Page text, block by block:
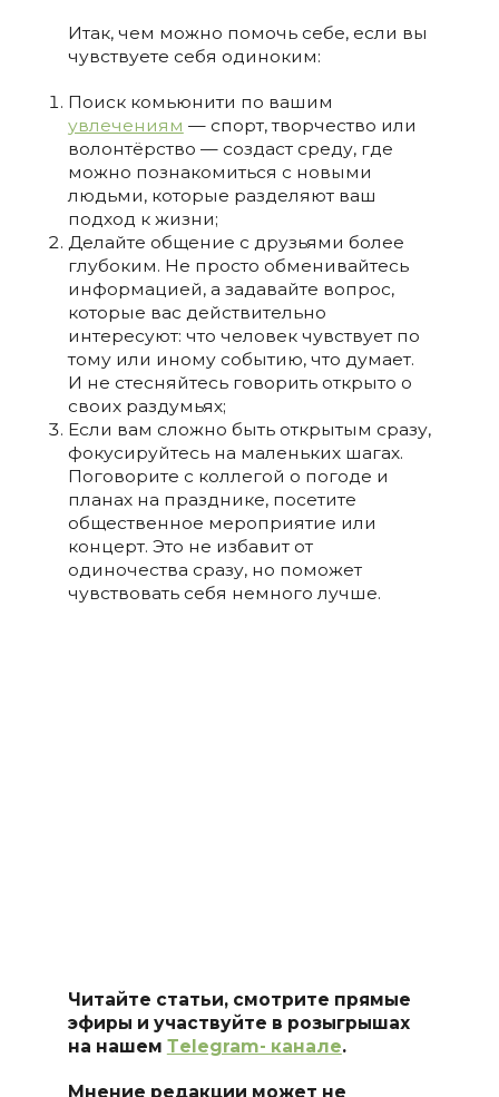
Итак, чем можно помочь себе, если вы
чувствуете себя одиноким:
Поиск комьюнити по вашим
увлечениям — спорт, творчество или
волонтёрство — создаст среду, где
можно познакомиться с новыми
людьми, которые разделяют ваш
подход к жизни;
Делайте общение с друзьями более
глубоким. Не просто обменивайтесь
информацией, а задавайте вопрос,
которые вас действительно
интересуют: что человек чувствует по
тому или иному событию, что думает.
И не стесняйтесь говорить открыто о
своих раздумьях;
Если вам сложно быть открытым сразу,
фокусируйтесь на маленьких шагах.
Поговорите с коллегой о погоде и
планах на празднике, посетите
общественное мероприятие или
концерт. Это не избавит от
одиночества сразу, но поможет
чувствовать себя немного лучше.
Читайте статьи, смотрите прямые
эфиры и участвуйте в розыгрышах
на нашем Тelegram- канале.
Мнение редакции может не